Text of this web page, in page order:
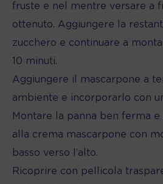
fruste e nel mentre versare a
ottenuto. Aggiungere la
zucchero e continuare a
10 minuti.
Aggiungere il mascarpone a
ambiente e incorporarlo con
Montare la panna ben ferma e
alla crema mascarpone con
basso verso l’alto.
Ricoprire con pellicola